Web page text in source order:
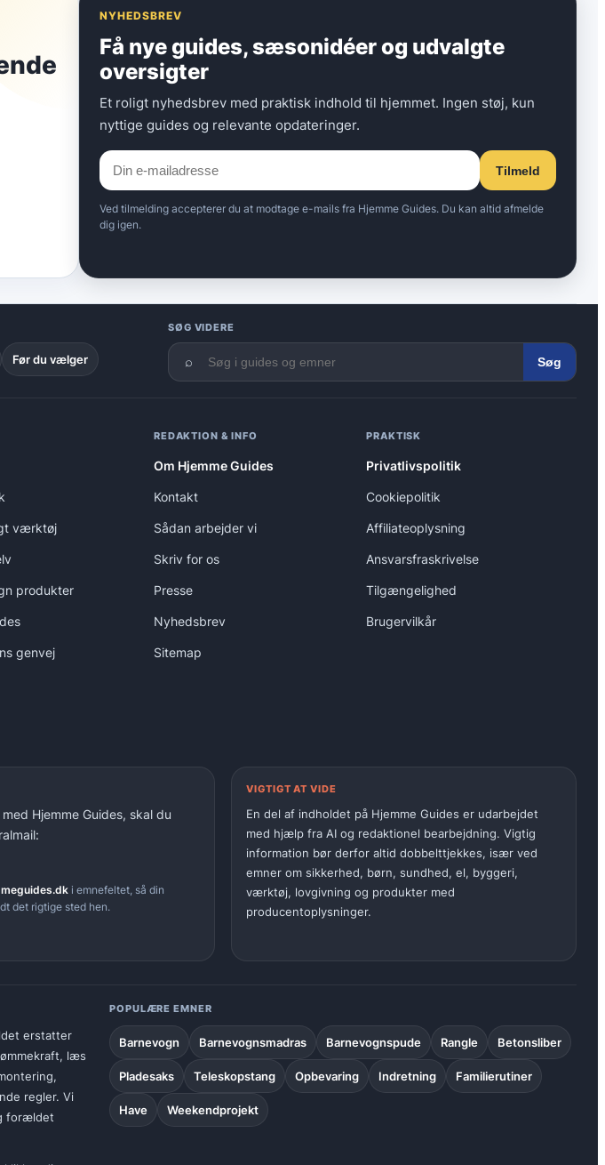
NYHEDSBREV
Få nye guides, sæsonidéer og udvalgte
oversigter
Et roligt nyhedsbrev med praktisk indhold til hjemmet. Ingen støj, kun
nyttige guides og relevante opdateringer.
Tilmeld
Ved tilmelding accepterer du at modtage e-mails fra Hjemme Guides. Du kan altid afmelde
dig igen.
Før du vælger
SØG VIDERE
⌕ Søg
værktøj
produkter
genvej
REDAKTION & INFO
Om Hjemme Guides
Kontakt
Sådan arbejder vi
Skriv for os
Presse
Nyhedsbrev
Sitemap
PRAKTISK
Privatlivspolitik
Cookiepolitik
Affiliateoplysning
Ansvarsfraskrivelse
Tilgængelighed
Brugervilkår
Hjemme Guides, skal du
i emnefeltet, så din
det rigtige sted hen.
VIGTIGT AT VIDE
En del af indholdet på Hjemme Guides er udarbejdet
med hjælp fra AI og redaktionel bearbejdning. Vigtig
information bør derfor altid dobbelttjekkes, især ved
emner om sikkerhed, børn, sundhed, el, byggeri,
værktøj, lovgivning og produkter med
producentoplysninger.
erstatter
læs
regler. Vi
forældet
POPULÆRE EMNER
Barnevogn Barnevognsmadras Barnevognspude Rangle Betonsliber
Pladesaks Teleskopstang Opbevaring Indretning Familierutiner
Have Weekendprojekt